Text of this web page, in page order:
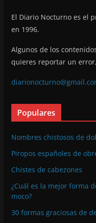
El Diario Nocturno es el
en 1996.
Algunos de los
quieres reportar un error,
Populares
Nombres chistosos de
Piropos españoles de
Chistes de cabezones
¿Cuál es la mejor forma
moco?
30 formas graciosas de